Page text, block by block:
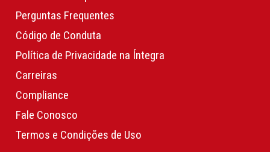
Perguntas Frequentes
Código de Conduta
Política de Privacidade na Íntegra
Carreiras
Compliance
Fale Conosco
Termos e Condições de Uso